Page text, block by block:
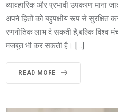
व्यावहारिक और प्रभावी उपकरण माना
अपने हितों को बहुपक्षीय रूप से सुरक्षित
रणनीतिक लाभ दे सकती है,बल्कि विश्व
मजबूत भी कर सकती है। […]
READ MORE